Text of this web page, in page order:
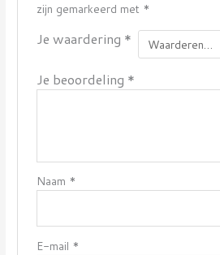
zijn gemarkeerd met *
Je waardering *
Je beoordeling *
Naam *
E-mail *